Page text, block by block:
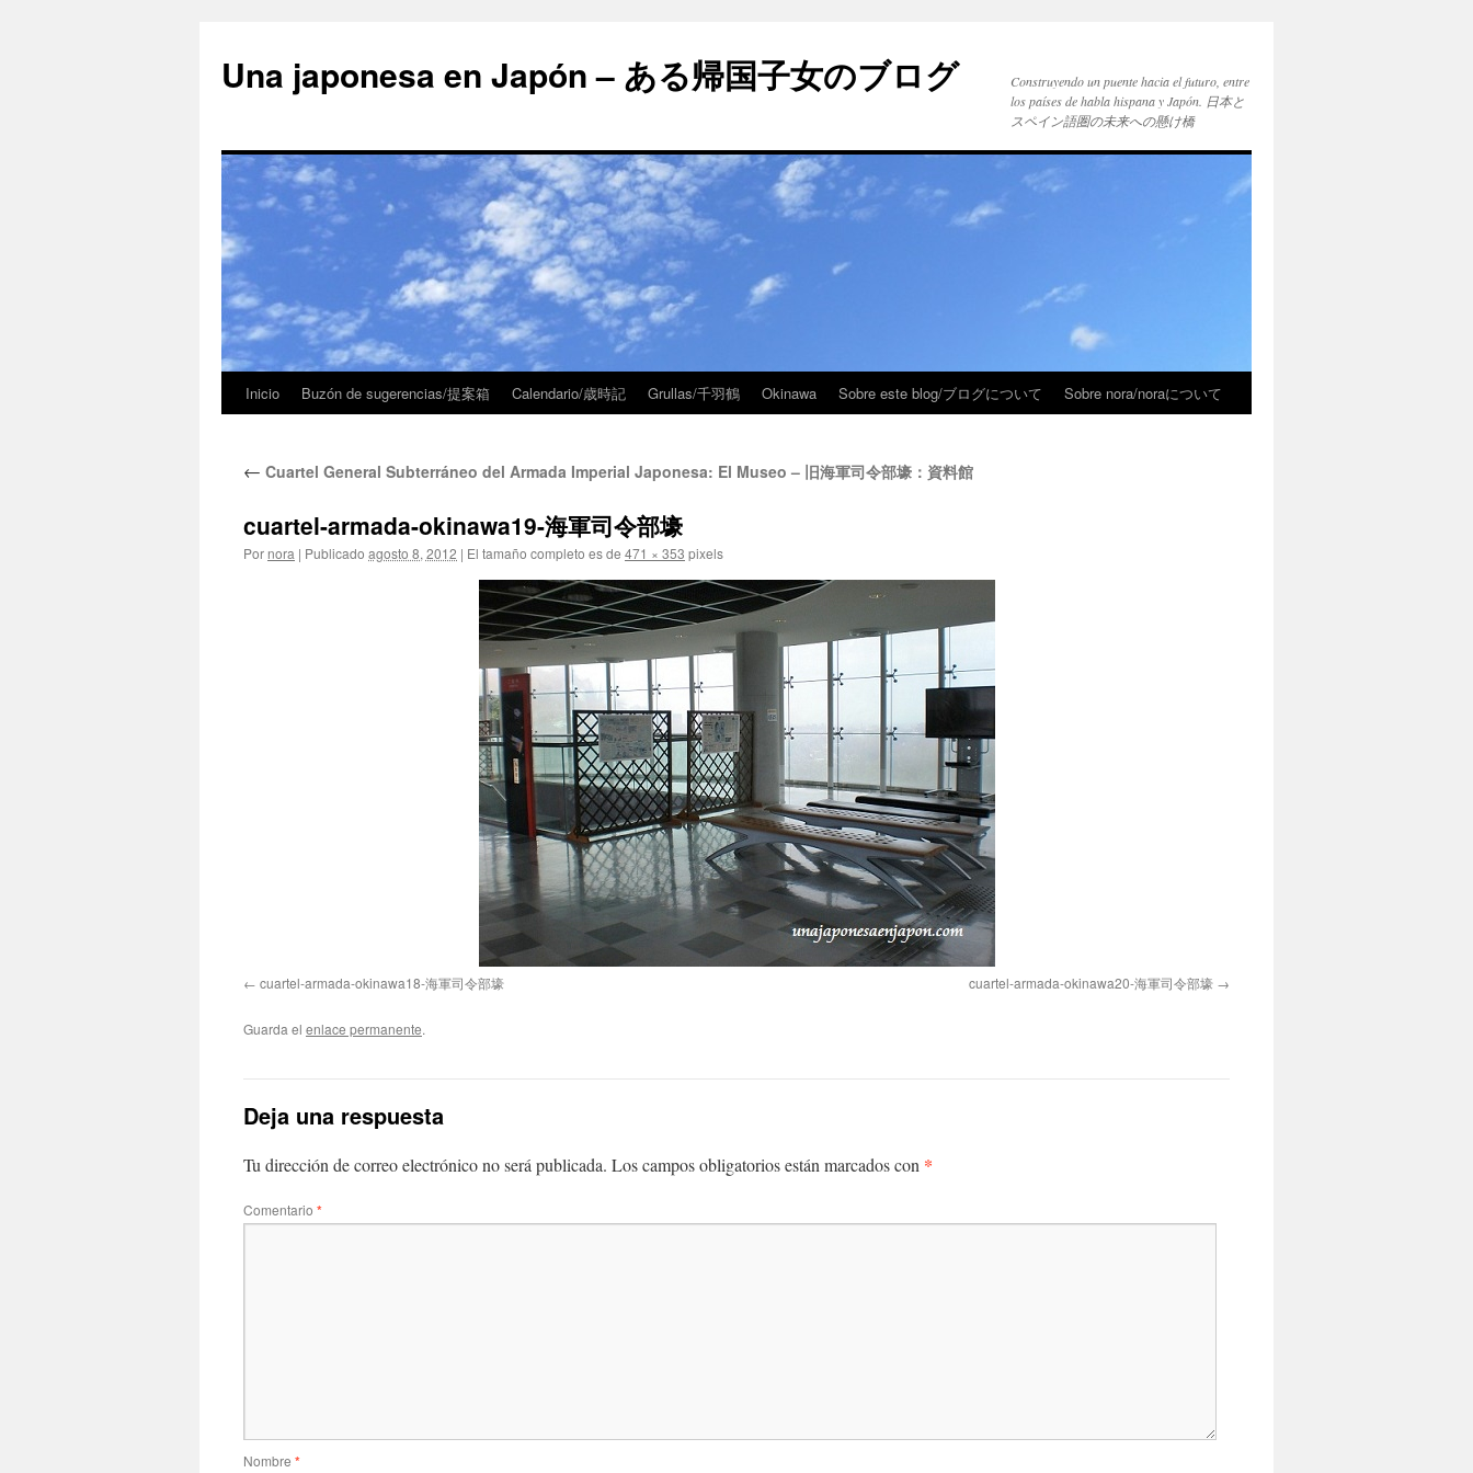
Una japonesa en Japón – ある帰国子女のブログ
Construyendo un puente hacia el futuro, entre
los países de habla hispana y Japón. 日本と
スペイン語圏の未来への懸け橋
Inicio Buzón de sugerencias/提案箱 Calendario/歳時記 Grullas/千羽鶴 Okinawa Sobre este blog/ブログについて Sobre nora/noraについて
← Cuartel General Subterráneo del Armada Imperial Japonesa: El Museo – 旧海軍司令部壕：資料館
cuartel-armada-okinawa19-海軍司令部壕
Por nora | Publicado agosto 8, 2012 | El tamaño completo es de 471 × 353 pixels
cuartel-armada-okinawa18-海軍司令部壕 cuartel-armada-okinawa20-海軍司令部壕
Guarda el enlace permanente.
Deja una respuesta
Tu dirección de correo electrónico no será publicada. Los campos obligatorios están marcados con *
Comentario *
Nombre *